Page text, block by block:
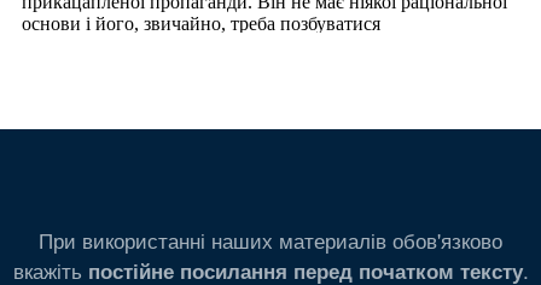
При використанні наших материалів обов'язково
вкажіть постійне посилання перед початком тексту.